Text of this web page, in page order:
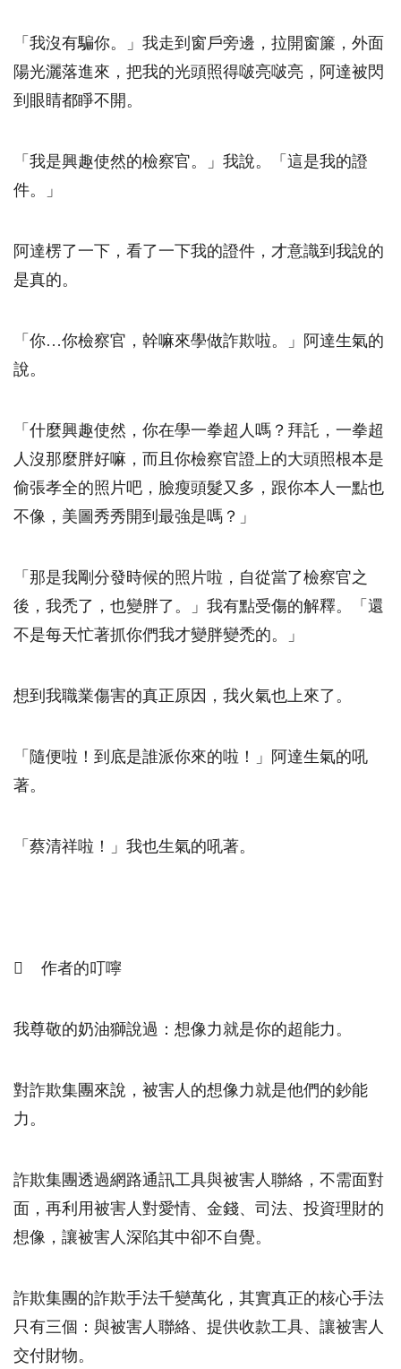
「我沒有騙你。」我走到窗戶旁邊，拉開窗簾，外面
陽光灑落進來，把我的光頭照得啵亮啵亮，阿達被閃
到眼睛都睜不開。
「我是興趣使然的檢察官。」我說。「這是我的證
件。」
阿達楞了一下，看了一下我的證件，才意識到我說的
是真的。
「你…你檢察官，幹嘛來學做詐欺啦。」阿達生氣的
說。
「什麼興趣使然，你在學一拳超人嗎？拜託，一拳超
人沒那麼胖好嘛，而且你檢察官證上的大頭照根本是
偷張孝全的照片吧，臉瘦頭髮又多，跟你本人一點也
不像，美圖秀秀開到最強是嗎？」
「那是我剛分發時候的照片啦，自從當了檢察官之
後，我禿了，也變胖了。」我有點受傷的解釋。「還
不是每天忙著抓你們我才變胖變禿的。」
想到我職業傷害的真正原因，我火氣也上來了。
「隨便啦！到底是誰派你來的啦！」阿達生氣的吼
著。
「蔡清祥啦！」我也生氣的吼著。
 作者的叮嚀
我尊敬的奶油獅說過：想像力就是你的超能力。
對詐欺集團來說，被害人的想像力就是他們的鈔能
力。
詐欺集團透過網路通訊工具與被害人聯絡，不需面對
面，再利用被害人對愛情、金錢、司法、投資理財的
想像，讓被害人深陷其中卻不自覺。
詐欺集團的詐欺手法千變萬化，其實真正的核心手法
只有三個：與被害人聯絡、提供收款工具、讓被害人
交付財物。